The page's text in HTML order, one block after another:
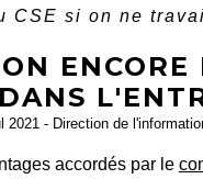
CSE si on ne
2021 - Direction de
accordés par le